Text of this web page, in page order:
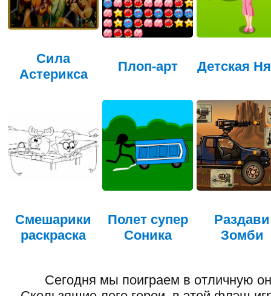
Сила
Астерикса
Плоп-арт Детская
Смешарики
раскраска
Полет супер
Соника
Раздави
Зомби
Сегодня мы поиграем в отличную